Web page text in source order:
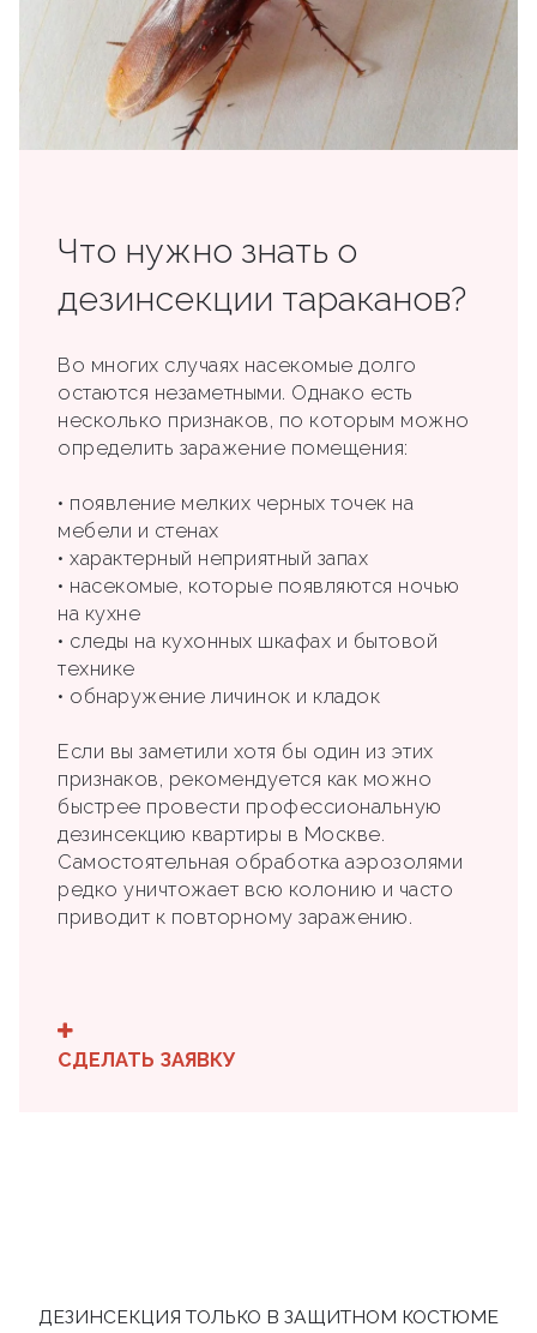
Что нужно знать о
дезинсекции тараканов?
Во многих случаях насекомые долго
остаются незаметными. Однако есть
несколько признаков, по которым можно
определить заражение помещения:
• появление мелких черных точек на
мебели и стенах
• характерный неприятный запах
• насекомые, которые появляются ночью
на кухне
• следы на кухонных шкафах и бытовой
технике
• обнаружение личинок и кладок
Если вы заметили хотя бы один из этих
признаков, рекомендуется как можно
быстрее провести профессиональную
дезинсекцию квартиры в Москве.
Самостоятельная обработка аэрозолями
редко уничтожает всю колонию и часто
приводит к повторному заражению.
СДЕЛАТЬ ЗАЯВКУ
ДЕЗИНСЕКЦИЯ ТОЛЬКО В ЗАЩИТНОМ КОСТЮМЕ